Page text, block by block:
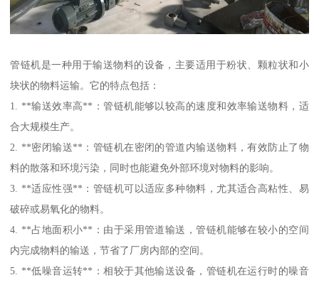
管链机是一种用于输送物料的设备，主要适用于粉状、颗粒状和小
块状的物料运输。它的特点包括：
1. **输送效率高**：管链机能够以较高的速度和效率输送物料，适
合大规模生产。
2. **密闭输送**：管链机在密闭的管道内输送物料，有效防止了物
料的散落和环境污染，同时也能避免外部环境对物料的影响。
3. **适应性强**：管链机可以适应多种物料，尤其适合高粘性、易
破碎或易氧化的物料。
4. **占地面积小**：由于采用管道输送，管链机能够在较小的空间
内完成物料的输送，节省了厂房内部的空间。
5. **低噪音运转**：相较于其他输送设备，管链机在运行时的噪音